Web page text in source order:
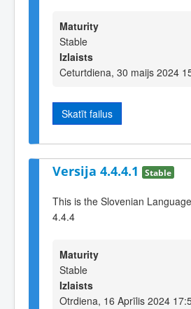
Maturity
Stable
Izlaists
Ceturtdiena, 30 maijs 2024
Skatīt failus
Versija 4.4.4.1 Stable
This is the Slovenian
4.4.4
Maturity
Stable
Izlaists
Otrdiena, 16 Aprīlis 2024